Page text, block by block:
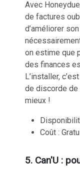
Avec
de factures
d’améliorer
on estime que
des finances
L’installer,
de discorde de
mieux !
Coût :
5. Can'U :